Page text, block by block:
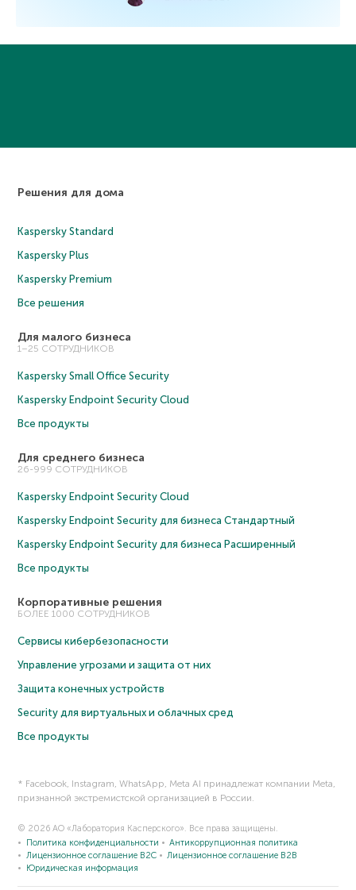
Решения для дома
Kaspersky Standard
Kaspersky Plus
Kaspersky Premium
Все решения
Для малого бизнеса
1–25 СОТРУДНИКОВ
Kaspersky Small Office Security
Kaspersky Endpoint Security Cloud
Все продукты
Для среднего бизнеса
26-999 СОТРУДНИКОВ
Kaspersky Endpoint Security Cloud
Kaspersky Endpoint Security для бизнеса Cтандартный
Kaspersky Endpoint Security для бизнеса Расширенный
Все продукты
Корпоративные решения
БОЛЕЕ 1000 СОТРУДНИКОВ
Сервисы кибербезопасности
Управление угрозами и защита от них
Защита конечных устройств
Security для виртуальных и облачных сред
Все продукты
* Facebook, Instagram, WhatsApp, Meta AI принадлежат компании Meta,
признанной экстремистской организацией в России.
© 2026 АО «Лаборатория Касперского». Все права защищены.
Политика конфиденциальности
Антикоррупционная политика
Лицензионное соглашение B2C
Лицензионное соглашение B2B
Юридическая информация